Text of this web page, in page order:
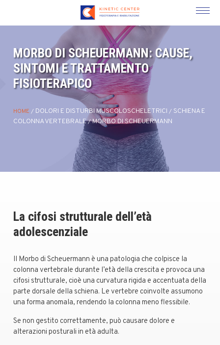
MORBO DI SCHEUERMANN: CAUSE,
SINTOMI E TRATTAMENTO
FISIOTERAPICO
HOME / DOLORI E DISTURBI MUSCOLOSCHELETRICI / SCHIENA E
COLONNA VERTEBRALE/MORBO DI SCHEUERMANN
La cifosi strutturale dell’età
adolescenziale
Il Morbo di Scheuermann è una patologia che colpisce la
colonna vertebrale durante l’età della crescita e provoca una
cifosi strutturale, cioè una curvatura rigida e accentuata della
parte dorsale della schiena. Le vertebre coinvolte assumono
una forma anomala, rendendo la colonna meno flessibile.
Se non gestito correttamente, può causare dolore e
alterazioni posturali in età adulta.